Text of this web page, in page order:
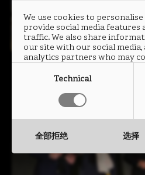
We use cookies to
provide social media features
traffic. We also share
our site with our social media,
analytics partners who may
they have collected from your
Technical
全部拒绝 选择